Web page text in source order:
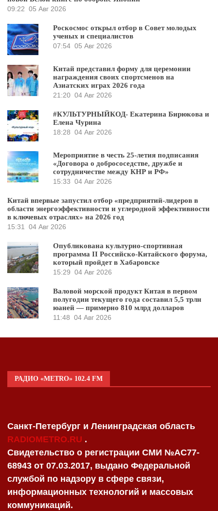
09:22 05 Авг 2026
Роскосмос открыл отбор в Совет молодых
ученых и специалистов
07:54 05 Авг 2026
Китай представил форму для церемонии
награждения своих спортсменов на
Азиатских играх 2026 года
21:20 04 Авг 2026
#КУЛЬТУРНЫЙКОД- Екатерина Бирюкова и
Елена Чурина
18:28 04 Авг 2026
Мероприятие в честь 25-летия подписания
«Договора о добрососедстве, дружбе и
сотрудничестве между КНР и РФ»
15:33 04 Авг 2026
Китай впервые запустил отбор «предприятий-лидеров в
области энергоэффективности и углеродной эффективности
в ключевых отраслях» на 2026 год
15:31 04 Авг 2026
Опубликована культурно-спортивная
программа II Российско-Китайского форума,
который пройдет в Хабаровске
15:29 04 Авг 2026
Валовой морской продукт Китая в первом
полугодии текущего года составил 5,5 трлн
юаней — примерно 810 млрд долларов
11:48 04 Авг 2026
РАДИО «METRO» 102.4 FM
Санкт-Петербург и Ленинградская область
RADIOMETRO.RU .
Свидетельство о регистрации СМИ №AC77-
68943 от 07.03.2017, выдано Федеральной
службой по надзору в сфере связи,
информационных технологий и массовых
коммуникаций.